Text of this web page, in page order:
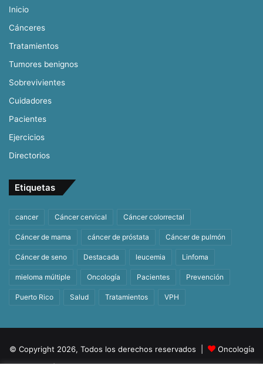
Inicio
Cánceres
Tratamientos
Tumores benignos
Sobrevivientes
Cuidadores
Pacientes
Ejercicios
Directorios
Etiquetas
cancer Cáncer cervical Cáncer colorrectal
Cáncer de mama cáncer de próstata Cáncer de pulmón
Cáncer de seno Destacada leucemia Linfoma
mieloma múltiple Oncología Pacientes Prevención
Puerto Rico Salud Tratamientos VPH
© Copyright 2026, Todos los derechos reservados |
Oncología